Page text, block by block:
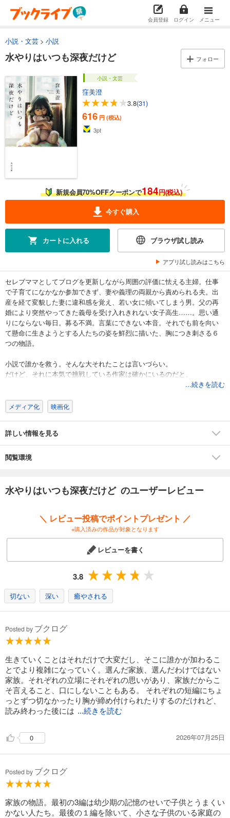
会員登録 ログイン メニュー
小説・文芸 小説
水やりはいつも深夜だけど フォロー
小説・文芸
窪美澄
3.8(31)
616 円 (税込)
3pt
新規会員70%OFFクーポンで184円(税込)
今すぐ購入
カートに入れる ブラウザ試し読み
アプリ試し読みはこちら
セレブママとしてブログを更新しながら周囲の評価に怯える主婦。仕事
で子育てになかなか参加できず、妻や義理の両親から責められる夫。出
産を経て変貌した妻に違和感を覚え、若い女に傾いてしまう男。父の再
婚により突然やってきた義母を受け入れきれない女子高生……。思い通
りにならない毎日。募る不満。言葉にできない本音。それでも前を向い
て懸命に生きようとする人たちの姿を鮮烈に描いた、胸につき刺さる６
つの物語。
小説で誰かを救う。そんな大それたことは言いづらい。
だけど、それに本気で挑戦している作家は確かにいるのだと、
文庫化に際し、オリジナル短編、一編追加！
...続きを読む
メディア化 映画化
詳しい情報を見る
閲覧環境
水やりはいつも深夜だけど のユーザーレビュー
＼ レビュー投稿でポイントプレゼント ／
※購入済みの作品が対象となります
レビューを書く
3.8
切ない 深い 癒やされる
Posted by ブクログ
生きていくことはそれだけで大変だし、そこに誰かが加わるこ
とでより複雑になっていく。選んだ家族、選んだわけではない
家族。それぞれの立場にそれぞれの思いがあり、家族だからこ
そ言えること、口にしないこともある。 それぞれの短編にちょ
っとずつ切なかったり胸が締め付けられたりするのだけれど、
読み終わった後には ...続きを読む
0 2026年07月25日
Posted by ブクログ
家族の物語。最初の3編は幼少期の記憶のせいで子供とうまくい
かない人たち。最後の１編を除いて、小さな子供のいる家庭の